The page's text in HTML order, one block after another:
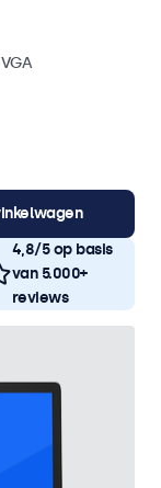
4,8/5 op basis
van 5.000+
reviews